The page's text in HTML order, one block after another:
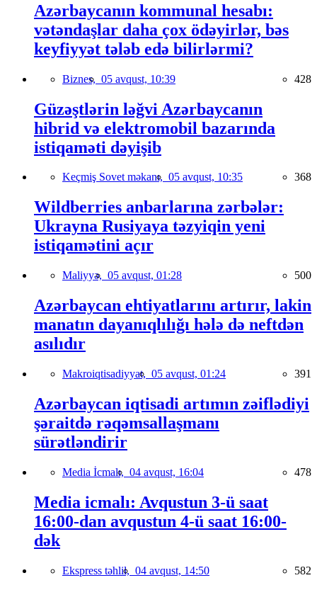
Azərbaycanın kommunal hesabı:
vətəndaşlar daha çox ödəyirlər, bəs
keyfiyyət tələb edə bilirlərmi?
Biznes, 05 avqust, 10:39 428
Güzəştlərin ləğvi Azərbaycanın
hibrid və elektromobil bazarında
istiqaməti dəyişib
Keçmiş Sovet məkanı, 05 avqust, 10:35 368
Wildberries anbarlarına zərbələr:
Ukrayna Rusiyaya təzyiqin yeni
istiqamətini açır
Maliyyə, 05 avqust, 01:28 500
Azərbaycan ehtiyatlarını artırır, lakin
manatın dayanıqlılığı hələ də neftdən
asılıdır
Makroiqtisadiyyat, 05 avqust, 01:24 391
Azərbaycan iqtisadi artımın zəiflədiyi
şəraitdə rəqəmsallaşmanı
sürətləndirir
Media İcmalı, 04 avqust, 16:04 478
Media icmalı: Avqustun 3-ü saat
16:00-dan avqustun 4-ü saat 16:00-
dək
Ekspress təhlil, 04 avqust, 14:50 582